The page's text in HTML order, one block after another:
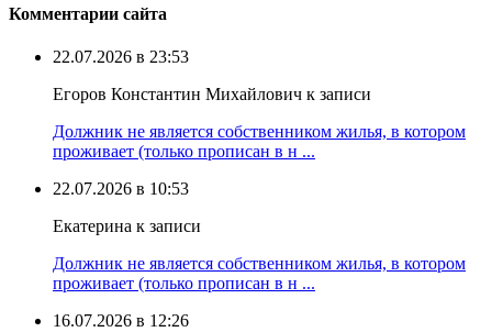
Комментарии сайта
22.07.2026 в 23:53
Егоров Константин Михайлович к записи
Должник не является собственником жилья, в котором
проживает (только прописан в н ...
22.07.2026 в 10:53
Екатерина к записи
Должник не является собственником жилья, в котором
проживает (только прописан в н ...
16.07.2026 в 12:26